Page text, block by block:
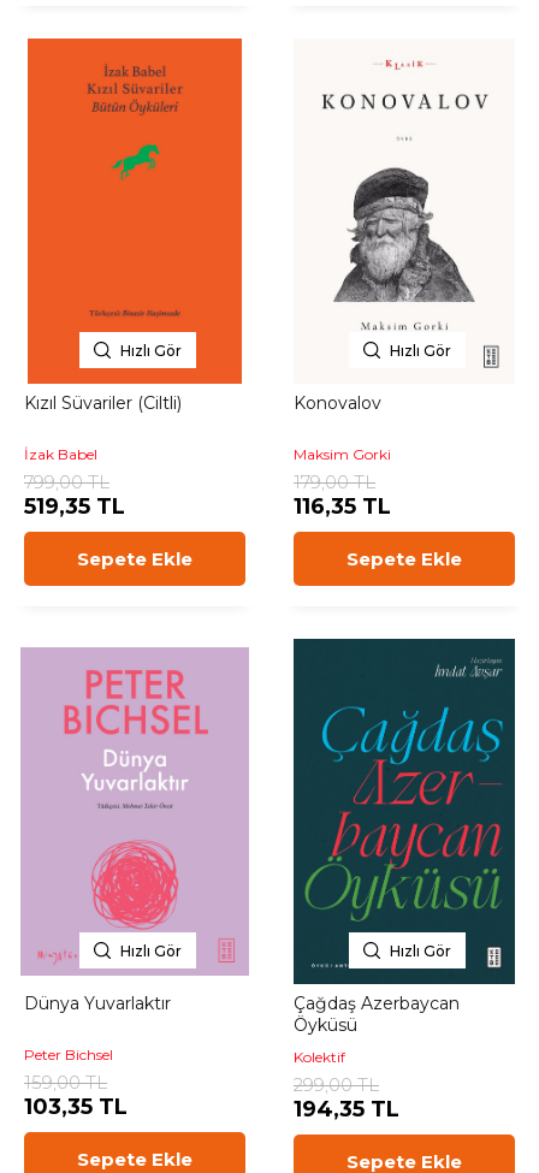
Hızlı Gör
Kızıl Süvariler (Ciltli)
İzak Babel
799,00 TL
519,35 TL
Sepete Ekle
Hızlı Gör
Konovalov
Maksim Gorki
179,00 TL
116,35 TL
Sepete Ekle
Hızlı Gör
Dünya Yuvarlaktır
Peter Bichsel
159,00 TL
103,35 TL
Sepete Ekle
Hızlı Gör
Çağdaş Azerbaycan
Öyküsü
Kolektif
299,00 TL
194,35 TL
Sepete Ekle